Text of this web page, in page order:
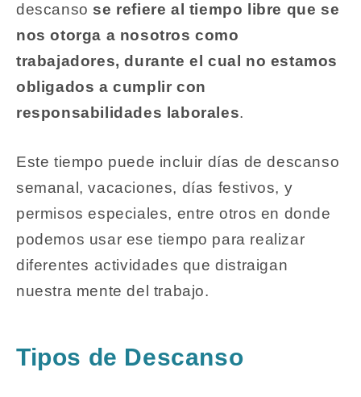
descanso se refiere al tiempo libre que se
nos otorga a nosotros como
trabajadores, durante el cual no estamos
obligados a cumplir con
responsabilidades laborales.
Este tiempo puede incluir días de descanso
semanal, vacaciones, días festivos, y
permisos especiales, entre otros en donde
podemos usar ese tiempo para realizar
diferentes actividades que distraigan
nuestra mente del trabajo.
Tipos de Descanso